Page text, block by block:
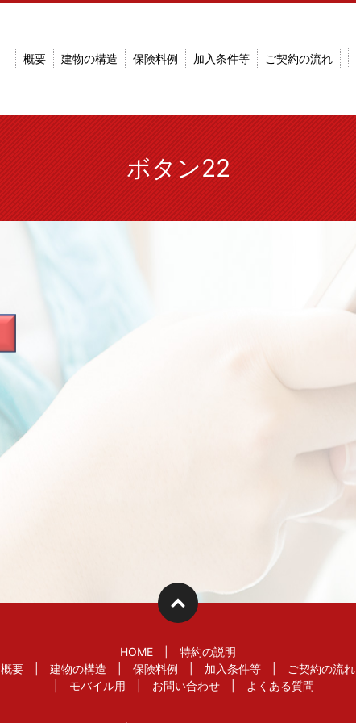
概要 建物の構造 保険料例 加入条件等 ご契約の流れ
ボタン22
HOME
特約の説明
概要
建物の構造 保険料例 加入条件等
ご契約の流れ
モバイル用
お問い合わせ よくある質問